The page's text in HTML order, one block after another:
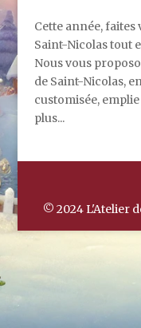
Cette année,
Saint-Nicolas tout
Nous vous
de Saint-Nicolas,
customisée,
plus...
© 2024 L'Atelier